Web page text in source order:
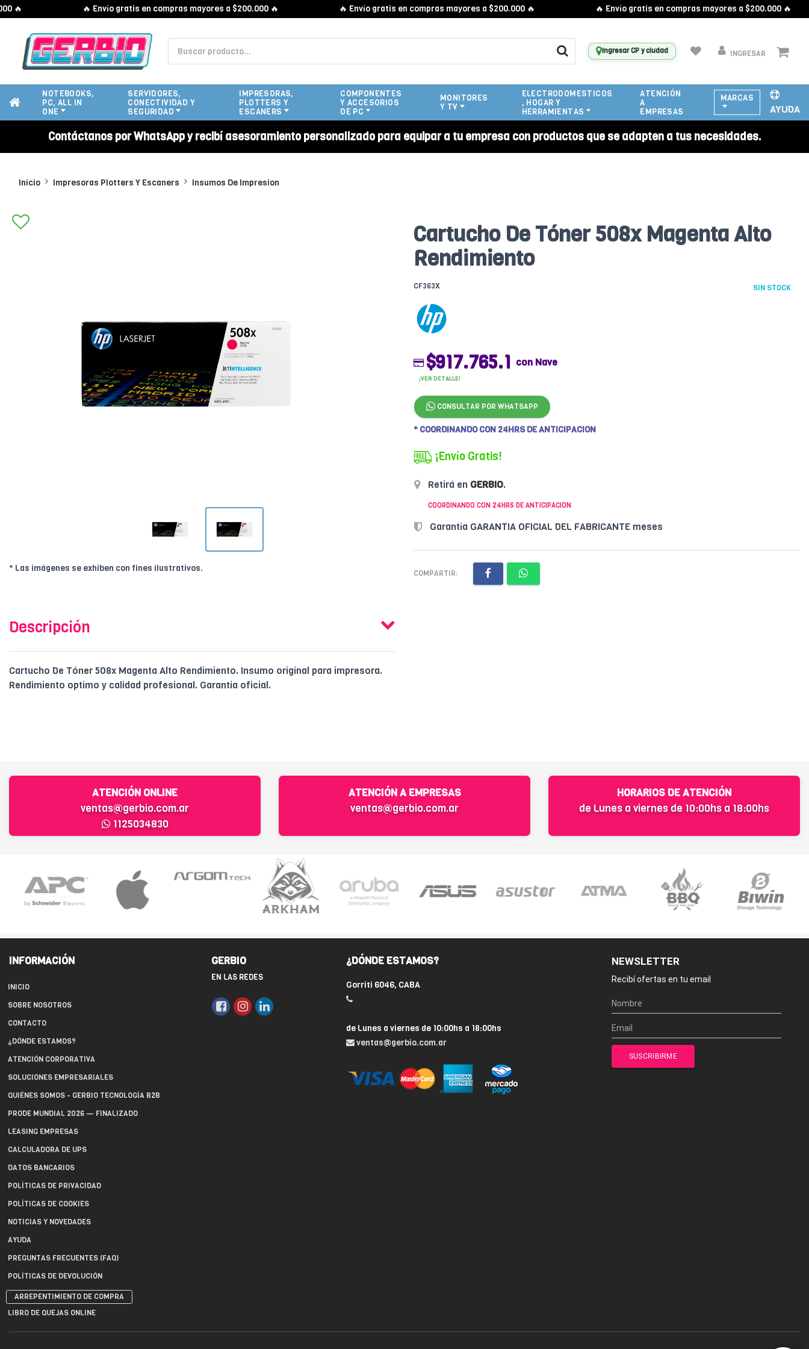
🔥 Envío gratis en compras mayores a $200.000 🔥 🔥 Envío gratis en compras mayores a $200.000 🔥 🔥 Envío gratis en compras mayores a $200.000 🔥
Ingresar CP y ciudad INGRESAR
NOTEBOOKS,
PC, ALL IN
ONE
SERVIDORES,
CONECTIVIDAD Y
SEGURIDAD
IMPRESORAS,
PLOTTERS Y
ESCANERS
COMPONENTES
Y ACCESORIOS
DE PC
MONITORES
Y TV
ELECTRODOMESTICOS
, HOGAR Y
HERRAMIENTAS
ATENCIÓN
A
EMPRESAS
MARCAS
AYUDA
Contáctanos por WhatsApp y recibí asesoramiento personalizado para equipar a tu empresa con productos que se adapten a tus necesidades.
Inicio Impresoras Plotters Y Escaners Insumos De Impresion
* Las imágenes se exhiben con fines ilustrativos.
Cartucho De Tóner 508x Magenta Alto
Rendimiento
CF363X SIN STOCK
$917.765.1 con Nave
¡VER DETALLE!
CONSULTAR POR WHATSAPP
* COORDINANDO CON 24HRS DE ANTICIPACION
¡Envío Gratis!
Retirá en GERBIO.
COORDINANDO CON 24HRS DE ANTICIPACION
Garantía GARANTIA OFICIAL DEL FABRICANTE meses
COMPARTIR:
Descripción
Cartucho De Tóner 508x Magenta Alto Rendimiento. Insumo original para impresora.
Rendimiento optimo y calidad profesional. Garantia oficial.
ATENCIÓN ONLINE
ventas@gerbio.com.ar
1125034830
ATENCIÓN A EMPRESAS
ventas@gerbio.com.ar
HORARIOS DE ATENCIÓN
de Lunes a viernes de 10:00hs a 18:00hs
INFORMACIÓN
INICIO
SOBRE NOSOTROS
CONTACTO
¿DÓNDE ESTAMOS?
ATENCIÓN CORPORATIVA
SOLUCIONES EMPRESARIALES
QUIÉNES SOMOS - GERBIO TECNOLOGÍA B2B
PRODE MUNDIAL 2026 — FINALIZADO
LEASING EMPRESAS
CALCULADORA DE UPS
DATOS BANCARIOS
POLÍTICAS DE PRIVACIDAD
POLÍTICAS DE COOKIES
NOTICIAS Y NOVEDADES
AYUDA
PREGUNTAS FRECUENTES (FAQ)
POLÍTICAS DE DEVOLUCIÓN
ARREPENTIMIENTO DE COMPRA
LIBRO DE QUEJAS ONLINE
GERBIO
EN LAS REDES
¿DÓNDE ESTAMOS?
Gorriti 6046, CABA
de Lunes a viernes de 10:00hs a 18:00hs
ventas@gerbio.com.ar
NEWSLETTER
Recibí ofertas en tu email